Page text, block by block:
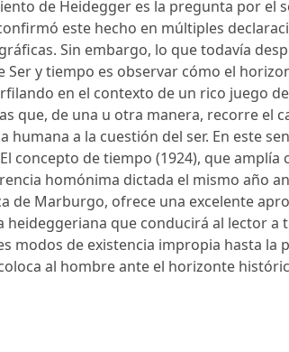
de Heidegger es la pregunta por el
este hecho en múltiples
Sin embargo, lo que todavía
Ser y tiempo es observar cómo el
en el contexto de un rico juego
que, de una u otra manera, recorre el
humana a la cuestión del ser. En este
concepto de tiempo (1924), que amplía
homónima dictada el mismo año
de Marburgo, ofrece una excelente
heideggeriana que conducirá al lector a
modos de existencia impropia hasta la
al hombre ante el horizonte